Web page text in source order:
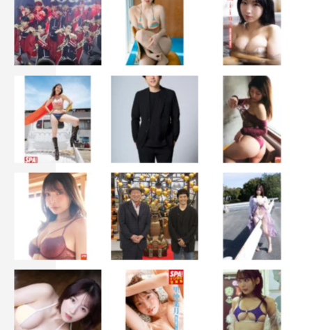
＜公演形態＞
無観客有料配信限定
＜配信サイト＞
イープラス：https://eplus.jp/etudethebifour/
PIA LIVE STREAM：
https://w.pia.jp/t/etude/
ローチケ LIVE STREAMING：https://l-tike.com/etudebi4/
※アーカイブ視聴可能期間は公演翌日まで
視聴券：各回3000円（税込み）
2020年10月1日前10・00発売開始
＜スタッフ＞
プロデューサー・安江圭（TBSテレビ）
主催・制作：TBSテレビ
HP：https://www.tbs.co.jp/event/etudebi4/